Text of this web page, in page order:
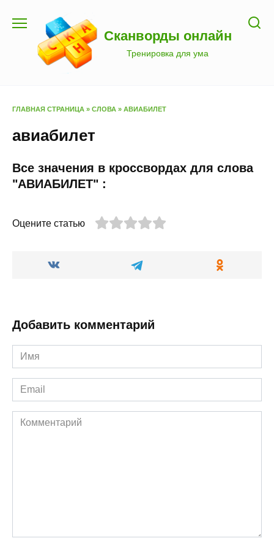
содержанию
Сканворды онлайн
Тренировка для ума
ГЛАВНАЯ СТРАНИЦА » СЛОВА » АВИАБИЛЕТ
авиабилет
Все значения в кроссвордах для слова
"АВИАБИЛЕТ" :
Оцените статью
Добавить комментарий
Имя
*
Email
*
Комментарий